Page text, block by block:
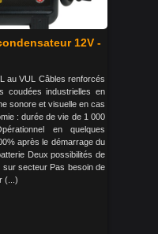
12V -
au VUL Câbles renforcés
coudées industrielles en
sonore et visuelle en cas
: durée de vie de 1 000
en quelques
après le démarrage du
Deux possibilités de
secteur Pas besoin de
(...)